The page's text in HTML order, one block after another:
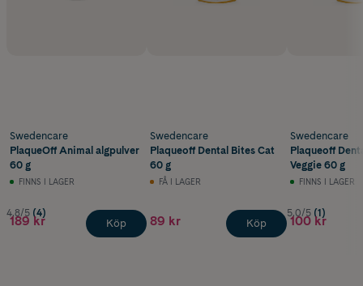
Swedencare
PlaqueOff Animal algpulver
60 g
FINNS I LAGER
4.8/5 (4)
189 kr Köp
Swedencare
Plaqueoff Dental Bites Cat
60 g
FÅ I LAGER
89 kr Köp
Swedencare
Plaqueoff
Veggie 60 g
FINNS I LAGER
5.0/5 (1)
100 kr